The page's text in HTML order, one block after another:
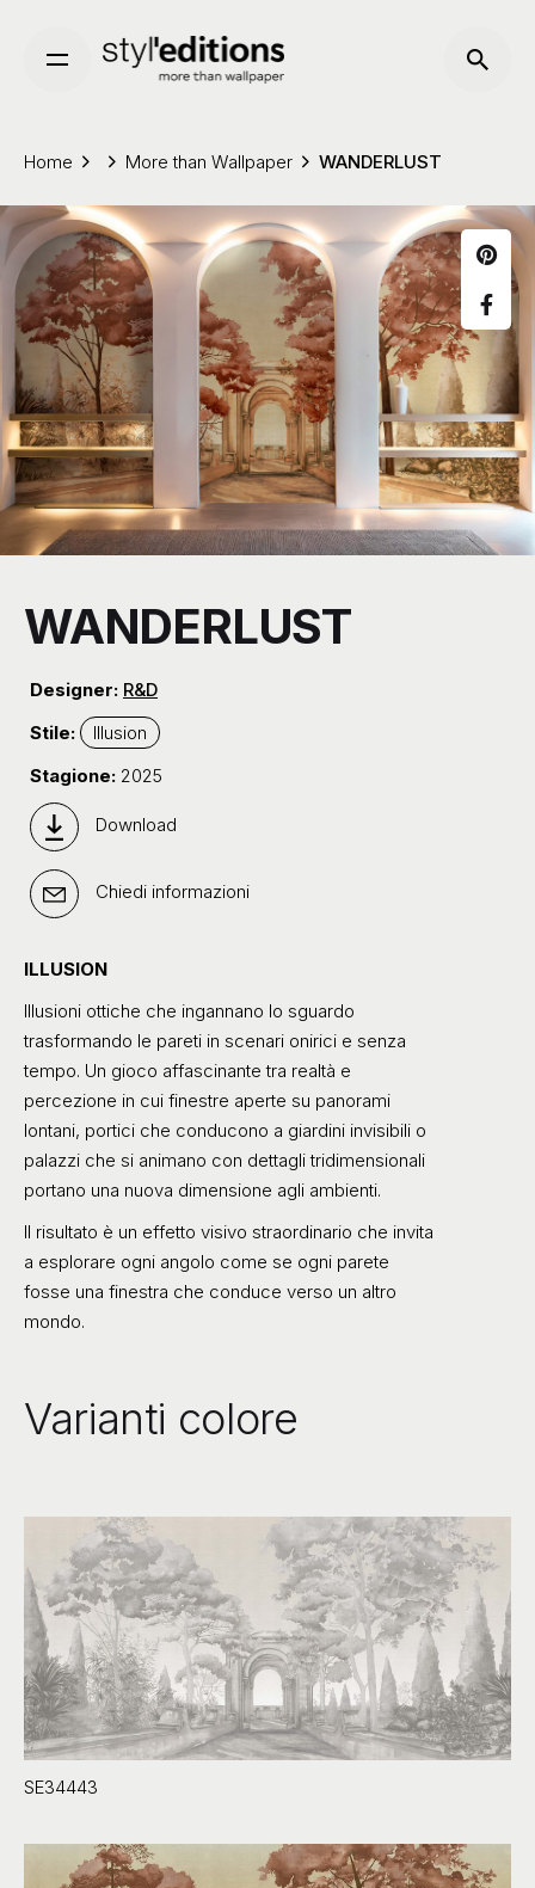
content
Home More than Wallpaper WANDERLUST
WANDERLUST
Designer: R&D
Stile:
Illusion
Stagione: 2025
Download
Chiedi informazioni
ILLUSION
Illusioni ottiche che ingannano lo sguardo
trasformando le pareti in scenari onirici e senza
tempo. Un gioco affascinante tra realtà e
percezione in cui finestre aperte su panorami
lontani, portici che conducono a giardini invisibili o
palazzi che si animano con dettagli tridimensionali
portano una nuova dimensione agli ambienti.
Il risultato è un effetto visivo straordinario che invita
a esplorare ogni angolo come se ogni parete
fosse una finestra che conduce verso un altro
mondo.
Varianti colore
SE34443